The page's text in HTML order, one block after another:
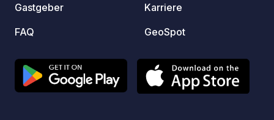
Gastgeber
FAQ
Karriere
GeoSpot